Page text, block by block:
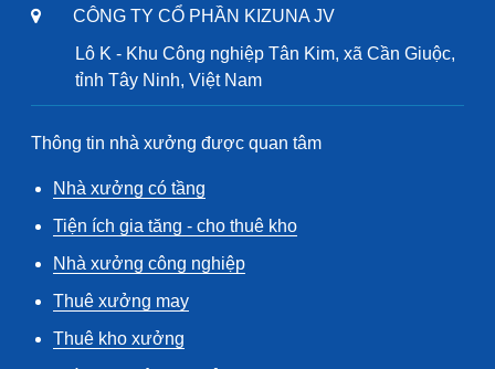
CÔNG TY CỔ PHẦN KIZUNA JV
Lô K - Khu Công nghiệp Tân Kim, xã Cần Giuộc,
tỉnh Tây Ninh, Việt Nam
Thông tin nhà xưởng được quan tâm
Nhà xưởng có tầng
Tiện ích gia tăng - cho thuê kho
Nhà xưởng công nghiệp
Thuê xưởng may
Thuê kho xưởng